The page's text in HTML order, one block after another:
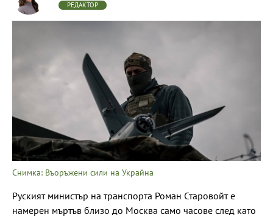
РЕДАКТОР
Снимка: Въоръжени сили на Украйна
Руският министър на транспорта Роман Старовойт е
намерен мъртъв близо до Москва само часове след като